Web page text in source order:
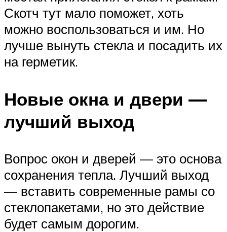
Скотч тут мало поможет, хоть
можно воспользоваться и им. Но
лучше вынуть стекла и посадить их
на герметик.
Новые окна и двери —
лучший выход
Вопрос окон и дверей — это основа
сохранения тепла. Лучший выход
— вставить современные рамы со
стеклопакетами, но это действие
будет самым дорогим.